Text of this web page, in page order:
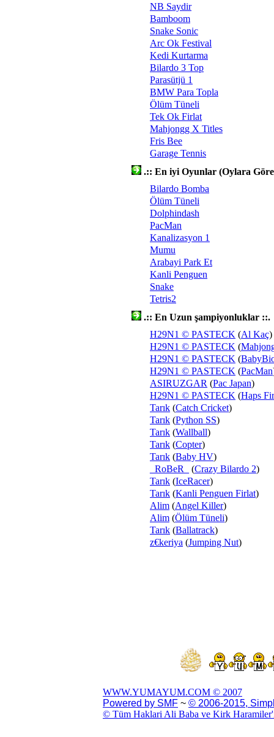
NB Saydir
Bamboom
Snake Sonic
Arc Ok Festival
Kedi Kurtarma
Bilardo 3 Top
Parasütjü 1
BMW Para Topla
Ölüm Tüneli
Tek Ok Firlat
Mahjongg X Titles
Fris Bee
Garage Tennis
.:: En iyi Oyunlar (Oylara
Bilardo Bomba
Ölüm Tüneli
Dolphindash
PacMan
Kanalizasyon 1
Mumu
Arabayi Park Et
Kanli Penguen
Snake
Tetris2
.:: En Uzun şampiyonluklar ::.
H29N1 © PASTECK (Al Kaç)
H29N1 © PASTECK (
H29N1 © PASTECK (
H29N1 © PASTECK (PacMan
ASIRUZGAR (Pac Japan)
H29N1 © PASTECK (Haps
Tarık (Catch Cricket)
Tarık (Python SS)
Tarık (Wallball)
Tarık (Copter)
Tarık (Baby HV)
_RoBeR_
(Crazy Bilardo 2)
Tarık (IceRacer)
Tarık (Kanli Penguen Firlat)
Alim (Angel Killer)
Alim (Ölüm Tüneli)
Tarık (Ballatrack)
z€keriya (Jumping Nut)
WWW.YUMAYUM.COM © 2007
Powered by SMF ~ © 2006-2015,
© Tüm Haklari Ali Baba ve Kirk